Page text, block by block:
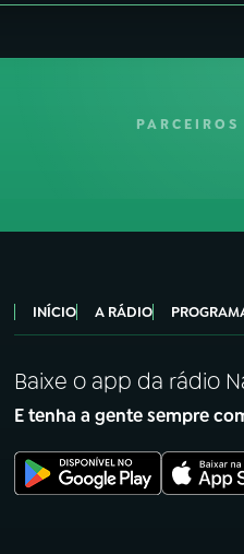
INÍCIO A RÁDIO
Baixe o app da rádio
E tenha a gente sempre